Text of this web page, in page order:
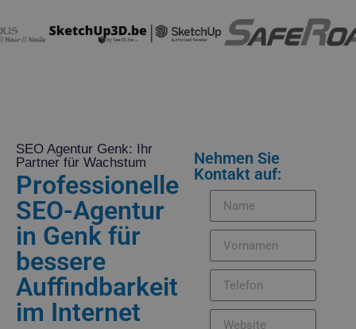
SEO Agentur Genk: Ihr
Partner für Wachstum
Professionelle
SEO-Agentur
in Genk für
bessere
Auffindbarkeit
im Internet
Nehmen Sie
Kontakt auf: